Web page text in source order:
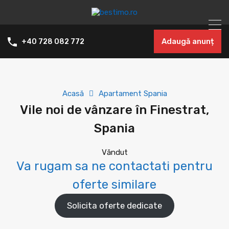
+40 728 082 772 Adaugă anunț
Acasă Apartament Spania
Vile noi de vânzare în Finestrat,
Spania
Văndut
Va rugam sa ne contactati pentru
oferte similare
Solicita oferte dedicate